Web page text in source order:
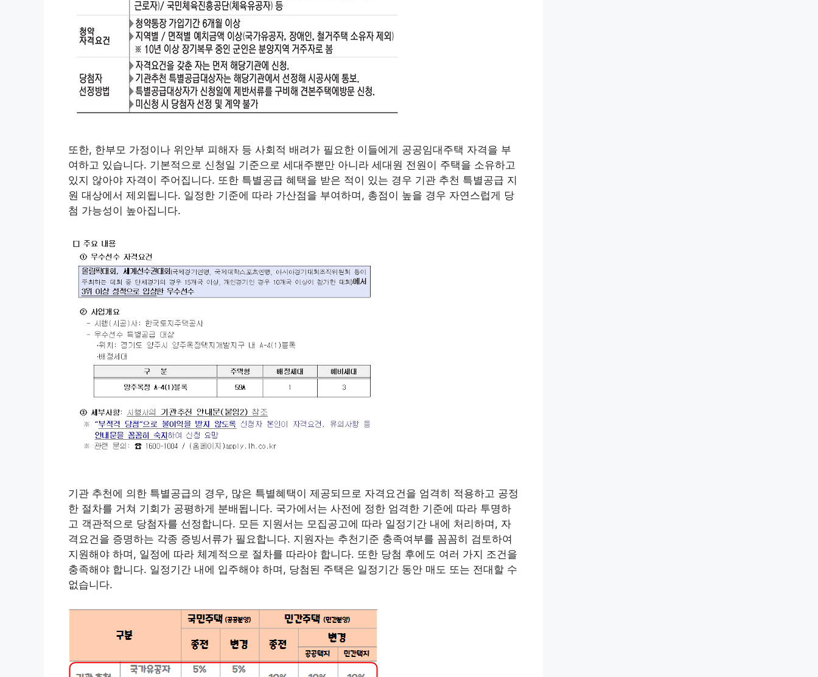
또한, 한부모 가정이나 위안부 피해자 등 사회적 배려가 필요한 이들에게 공공임대주택 자격을 부
여하고 있습니다. 기본적으로 신청일 기준으로 세대주뿐만 아니라 세대원 전원이 주택을 소유하고
있지 않아야 자격이 주어집니다. 또한 특별공급 혜택을 받은 적이 있는 경우 기관 추천 특별공급 지
원 대상에서 제외됩니다. 일정한 기준에 따라 가산점을 부여하며, 총점이 높을 경우 자연스럽게 당
첨 가능성이 높아집니다.
기관 추천에 의한 특별공급의 경우, 많은 특별혜택이 제공되므로 자격요건을 엄격히 적용하고 공정
한 절차를 거쳐 기회가 공평하게 분배됩니다. 국가에서는 사전에 정한 엄격한 기준에 따라 투명하
고 객관적으로 당첨자를 선정합니다. 모든 지원서는 모집공고에 따라 일정기간 내에 처리하며, 자
격요건을 증명하는 각종 증빙서류가 필요합니다. 지원자는 추천기준 충족여부를 꼼꼼히 검토하여
지원해야 하며, 일정에 따라 체계적으로 절차를 따라야 합니다. 또한 당첨 후에도 여러 가지 조건을
충족해야 합니다. 일정기간 내에 입주해야 하며, 당첨된 주택은 일정기간 동안 매도 또는 전대할 수
없습니다.